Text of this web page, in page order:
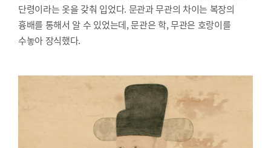
단령이라는 옷을 갖춰 입었다. 문관과 무관의 차이는 복장의
흉배를 통해서 알 수 있었는데, 문관은 학, 무관은 호랑이를
수놓아 장식했다.